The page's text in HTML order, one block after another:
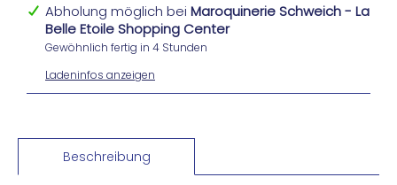
Abholung möglich bei Maroquinerie Schweich - La
Belle Etoile Shopping Center
Gewöhnlich fertig in 4 Stunden
Ladeninfos anzeigen
Beschreibung